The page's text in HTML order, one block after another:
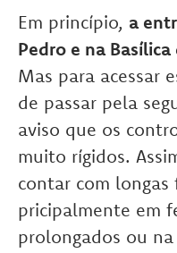
Em princípio, a
Pedro e na
Mas para acessar
de passar pela
aviso que os
muito rígidos.
contar com longas
pricipalmente em
prolongados ou